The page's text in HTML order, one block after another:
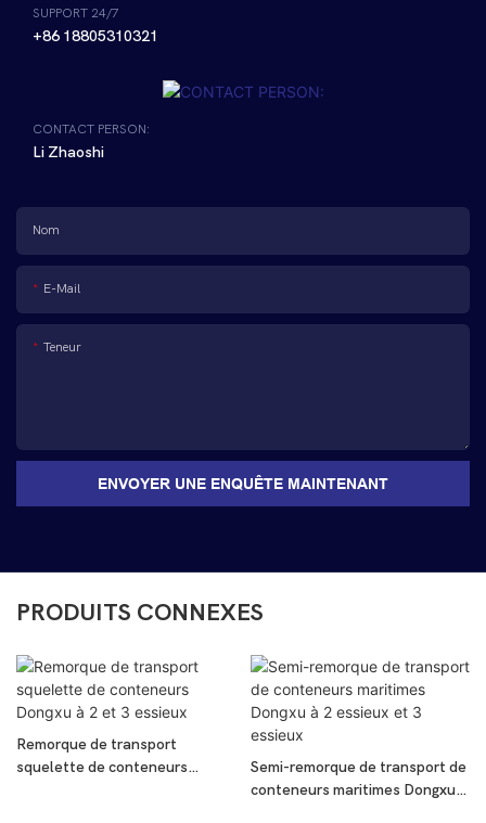
SUPPORT 24/7
+86 18805310321
CONTACT PERSON:
Li Zhaoshi
Nom
E-Mail
Teneur
ENVOYER UNE ENQUÊTE MAINTENANT
PRODUITS CONNEXES
Remorque de transport
squelette de conteneurs
Semi-remorque de transport de
conteneurs maritimes Dongxu à